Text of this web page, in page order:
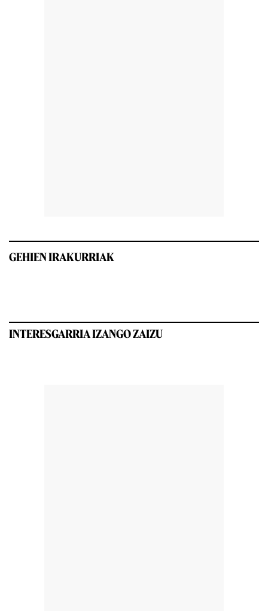
GEHIEN IRAKURRIAK
INTERESGARRIA IZANGO ZAIZU